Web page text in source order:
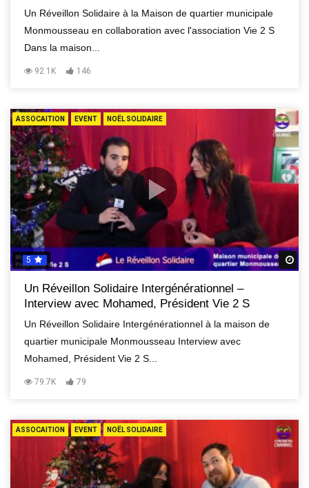
Un Réveillon Solidaire à la Maison de quartier municipale
Monmousseau en collaboration avec l'association Vie 2 S
Dans la maison...
92.1K 146
ASSOCAITION EVENT NOËL SOLIDAIRE
5
Un Réveillon Solidaire Intergénérationnel –
Interview avec Mohamed, Président Vie 2 S
Un Réveillon Solidaire Intergénérationnel à la maison de
quartier municipale Monmousseau Interview avec
Mohamed, Président Vie 2 S...
79.7K 79
ASSOCAITION EVENT NOËL SOLIDAIRE